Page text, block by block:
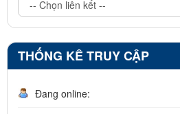
THỐNG KÊ TRUY CẬP
Đang online: